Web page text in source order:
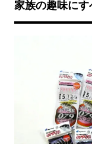
家族の趣味に